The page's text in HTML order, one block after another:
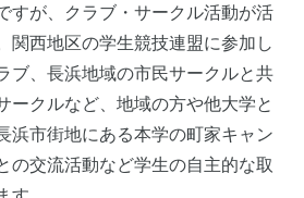
すが、クラブ・サークル活動が活
関西地区の学生競技連盟に参加し
ブ、長浜地域の市民サークルと共
ークルなど、地域の方や他大学と
浜市街地にある本学の町家キャン
の交流活動など学生の自主的な取